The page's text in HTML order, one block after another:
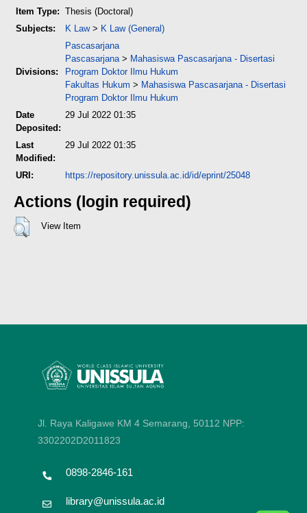
Item Type: Thesis (Doctoral)
Subjects:
K Law> K Law (General)
Divisions:
Pascasarjana
Pascasarjana> Mahasiswa Pascasarjana - Disertasi
Program Doktor Ilmu Hukum
Fakultas Hukum > Mahasiswa Pascasarjana - Disertasi
Program Doktor Ilmu Hukum
Date
Deposited:
29 Jul 2022 01:35
Last
Modified:
29 Jul 2022 01:35
URI: https://repository.unissula.ac.id/id/eprint/25048
Actions (login required)
View Item
Jl. Raya Kaligawe KM 4 Semarang, 50112 NPP:
3302202D2011823
0898-2846-161
library@unissula.ac.id